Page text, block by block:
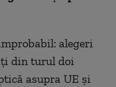
alegeri
din turul doi
asupra UE și